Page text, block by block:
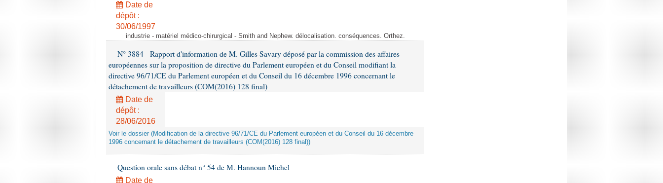
Date de
dépôt :
30/06/1997
industrie - matériel médico-chirurgical - Smith and Nephew. délocalisation. conséquences. Orthez.
N° 3884 - Rapport d'information de M. Gilles Savary déposé par la commission des affaires
européennes sur la proposition de directive du Parlement européen et du Conseil modifiant la
directive 96/71/CE du Parlement européen et du Conseil du 16 décembre 1996 concernant le
détachement de travailleurs (COM(2016) 128 final)
Date de
dépôt :
28/06/2016
Voir le dossier (Modification de la directive 96/71/CE du Parlement européen et du Conseil du 16 décembre
1996 concernant le détachement de travailleurs (COM(2016) 128 final))
Question orale sans débat n° 54 de M. Hannoun Michel
Date de